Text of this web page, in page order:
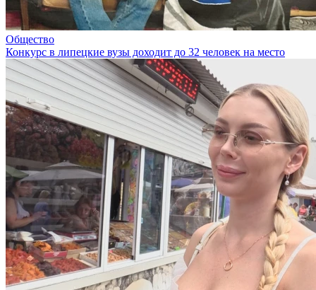
Общество
Конкурс в липецкие вузы доходит до 32 человек на место